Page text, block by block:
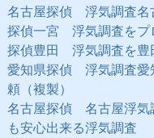
名古屋探偵 浮気調査
探偵一宮 浮気調査をプ
探偵豊田 浮気調査を豊
愛知県探偵 浮気調査愛
頼（複製）
名古屋探偵 名古屋浮気
も安心出来る浮気調査